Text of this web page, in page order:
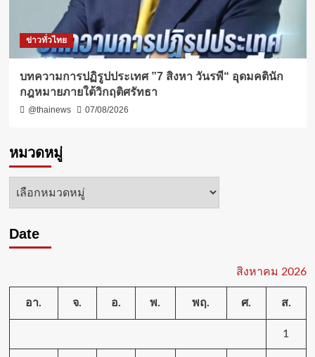
ข่าวทั่วไทย
บทความการปฏิรูปประเทศ ”7 สิงหา วันรพี“ อุดมคตินัก
กฎหมายภายใต้วิกฤติศรัทธา
@thainews 07/08/2026
หมวดหมู่
หมวด
Date
สิงหาคม 2026
อา. จ. อ. พ. พฤ. ศ. ส.
1